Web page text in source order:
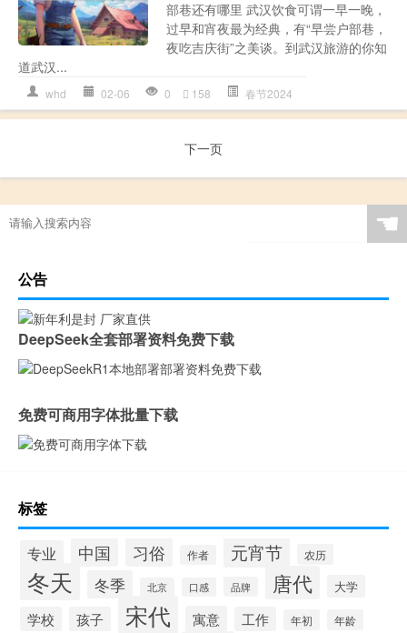
部巷还有哪里 武汉饮食可谓一早一晚，
过早和宵夜最为经典，有“早尝户部巷，
夜吃吉庆街”之美谈。到武汉旅游的你知
道武汉...
whd 02-06 0 158 春节2024
下一页
☚
公告
DeepSeek全套部署资料免费下载
免费可商用字体批量下载
标签
专业 中国 习俗 作者 元宵节 农历
冬天 冬季 北京 口感 品牌 唐代 大学
学校 孩子 宋代 寓意 工作 年初 年龄